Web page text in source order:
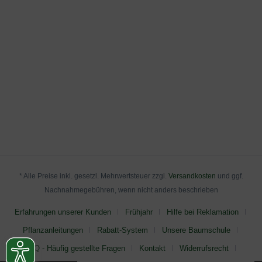
* Alle Preise inkl. gesetzl. Mehrwertsteuer zzgl. Versandkosten und ggf.
Nachnahmegebühren, wenn nicht anders beschrieben
Erfahrungen unserer Kunden Frühjahr Hilfe bei Reklamation
Pflanzanleitungen Rabatt-System Unsere Baumschule
FAQ - Häufig gestellte Fragen Kontakt Widerrufsrecht